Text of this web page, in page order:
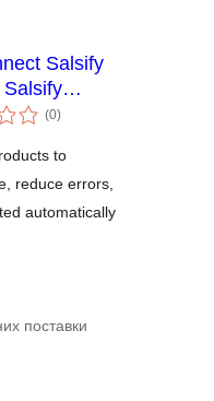
Salsify
to
real-time
(0укупних
оцена
)
to
reduce errors,
automatically
поставки